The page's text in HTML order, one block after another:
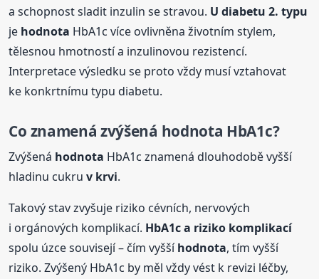
a schopnost sladit inzulin se stravou. U diabetu 2. typu
je hodnota HbA1c více ovlivněna životním stylem,
tělesnou hmotností a inzulinovou rezistencí.
Interpretace výsledku se proto vždy musí vztahovat
ke konkrtnímu typu diabetu.
Co znamená zvýšená hodnota HbA1c?
Zvýšená hodnota HbA1c znamená dlouhodobě vyšší
hladinu cukruv krvi.
Takový stav zvyšuje riziko cévních, nervových
i orgánových komplikací. HbA1c a riziko komplikací
spolu úzce souvisejí – čím vyššíhodnota, tím vyšší
riziko. Zvýšený HbA1c by měl vždy vést k revizi léčby,